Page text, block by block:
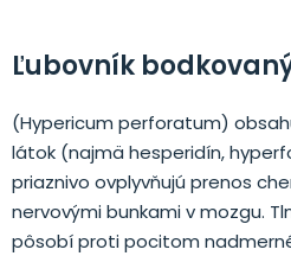
Ľubovník
(Hypericum perforatum)
látok (najmä hesperidín,
priaznivo ovplyvňujú prenos
nervovými bunkami v mozgu.
pôsobí proti pocitom